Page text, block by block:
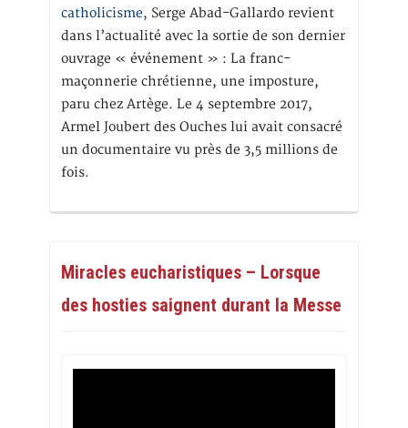
catholicisme, Serge Abad-Gallardo revient
dans l’actualité avec la sortie de son dernier
ouvrage « événement » : La franc-
maçonnerie chrétienne, une imposture,
paru chez Artège. Le 4 septembre 2017,
Armel Joubert des Ouches lui avait consacré
un documentaire vu près de 3,5 millions de
fois.
Miracles eucharistiques – Lorsque
des hosties saignent durant la Messe